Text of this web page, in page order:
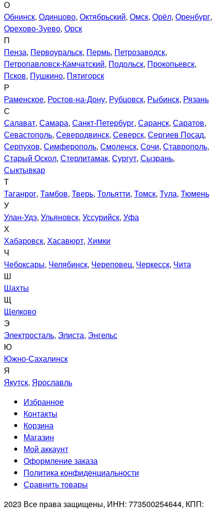
О
Обнинск, Одинцово, Октябрьский, Омск, Орёл, Оренбург,
Орехово-Зуево, Орск
П
Пенза, Первоуральск, Пермь, Петрозаводск,
Петропавловск-Камчатский, Подольск, Прокопьевск,
Псков, Пушкино, Пятигорск
Р
Раменское, Ростов-на-Дону, Рубцовск, Рыбинск, Рязань
С
Салават, Самара, Санкт-Петербург, Саранск, Саратов,
Севастополь, Северодвинск, Северск, Сергиев Посад,
Серпухов, Симферополь, Смоленск, Сочи, Ставрополь,
Старый Оскол, Стерлитамак, Сургут, Сызрань,
Сыктывкар
Т
Таганрог, Тамбов, Тверь, Тольятти, Томск, Тула, Тюмень
У
Улан-Удэ, Ульяновск, Уссурийск, Уфа
Х
Хабаровск, Хасавюрт, Химки
Ч
Чебоксары, Челябинск, Череповец, Черкесск, Чита
Ш
Шахты
Щ
Щелково
Э
Электросталь, Элиста, Энгельс
Ю
Южно-Сахалинск
Я
Якутск, Ярославль
Избранное
Контакты
Корзина
Магазин
Мой аккаунт
Оформление заказа
Политика конфиденциальности
Сравнить товары
2023 Все права защищены, ИНН: 773500254644, КПП: